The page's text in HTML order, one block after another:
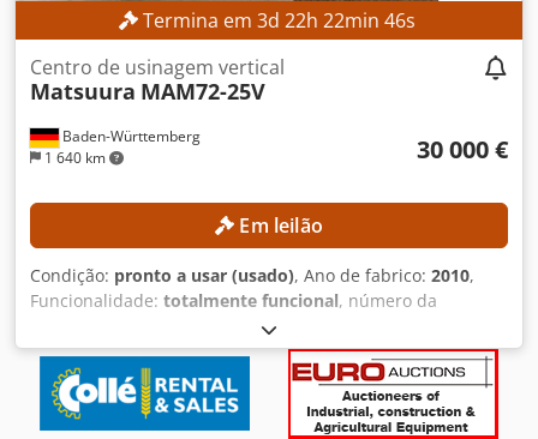
Termina em 3d 22h 22min 45s
Baden-Württemberg
1 640 km
Centro de usinagem vertical
Matsuura MAM72-25V
30 000 €
Em leilão
Condição: pronto a usar (usado), Ano de fabrico: 2010,
Funcionalidade: totalmente funcional, número da
, curso do eixo X:
do eixo Y:410 mm, curso do eixo Z:450 mm, velocidade do
fuso (máx.):20 000 rpm, número de posições no magazine
de ferramentas:210, DETALHES TÉCNICOS Controlo CNC:
FANUC 30iM para usinagem de 5 eixos Área de trabalho